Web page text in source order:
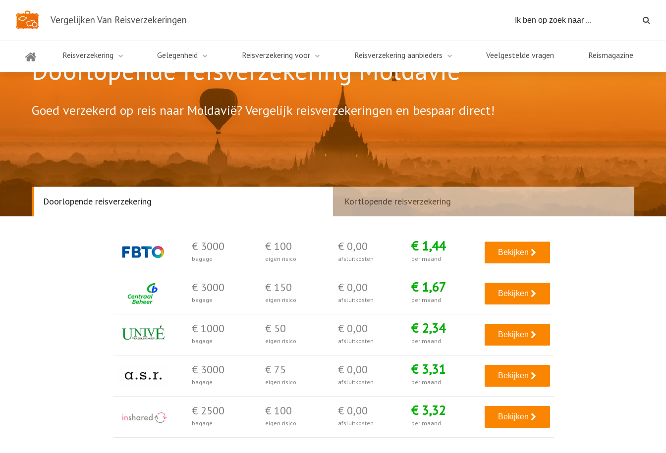
Vergelijken Van Reisverzekeringen
Reisverzekering Gelegenheid Reisverzekering voor Reisverzekering aanbieders Veelgestelde vragen Reismagazine
Doorlopende reisverzekering Moldavië
Goed verzekerd op reis naar Moldavië? Vergelijk reisverzekeringen en bespaar direct!
Doorlopende reisverzekering Kortlopende reisverzekering
€ 3000
bagage
€ 100
eigen risico
€ 0,00
afsluitkosten
€ 1,44
per maand
Bekijken
€ 3000
bagage
€ 150
eigen risico
€ 0,00
afsluitkosten
€ 1,67
per maand
Bekijken
€ 1000
bagage
€ 50
eigen risico
€ 0,00
afsluitkosten
€ 2,34
per maand
Bekijken
€ 3000
bagage
€ 75
eigen risico
€ 0,00
afsluitkosten
€ 3,31
per maand
Bekijken
€ 2500
bagage
€ 100
eigen risico
€ 0,00
afsluitkosten
€ 3,32
per maand
Bekijken